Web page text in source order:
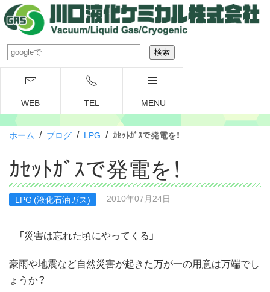
WEB TEL MENU
ホーム / ブログ / LPG / ｶｾｯﾄｶﾞｽで発電を！
ｶｾｯﾄｶﾞｽで発電を！
LPG (液化石油ガス) 2010年07月24日
「災害は忘れた頃にやってくる」
豪雨や地震など自然災害が起きた万が一の用意は万端でし
ょうか？